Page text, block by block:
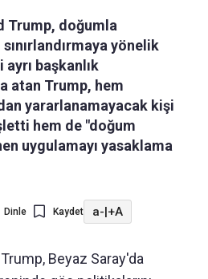
Trump, doğumla
yönelik
ayrı başkanlık
atan Trump, hem
yararlanamayacak kişi
hem de "doğum
uygulamayı yasaklama
Dinle Kaydet a-|+A
Beyaz Saray'da